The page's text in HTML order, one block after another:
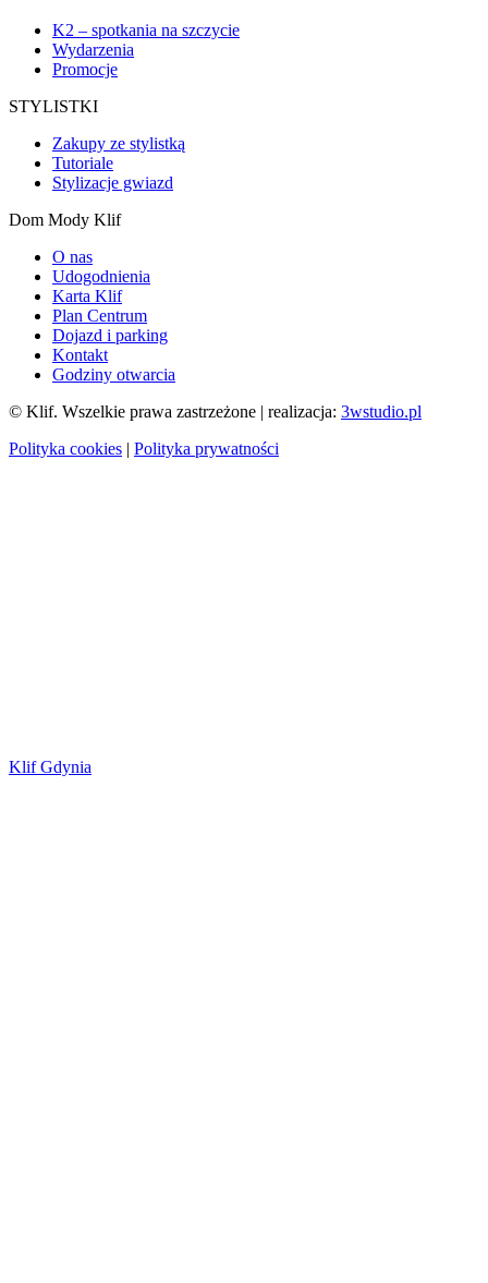
K2 – spotkania na szczycie
Wydarzenia
Promocje
STYLISTKI
Zakupy ze stylistką
Tutoriale
Stylizacje gwiazd
Dom Mody Klif
O nas
Udogodnienia
Karta Klif
Plan Centrum
Dojazd i parking
Kontakt
Godziny otwarcia
© Klif. Wszelkie prawa zastrzeżone | realizacja: 3wstudio.pl
Polityka cookies | Polityka prywatności
Klif Gdynia